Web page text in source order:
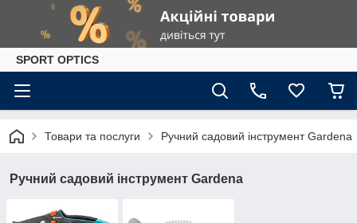
SPORT OPTICS
Товари та послуги Ручний садовий інструмент Gardena
Ручний садовий інструмент Gardena